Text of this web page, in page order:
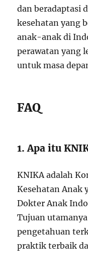
dan beradaptasi
kesehatan yang
anak-anak di
perawatan yang
untuk masa
FAQ
1. Apa itu
KNIKA adalah
Kesehatan Anak
Dokter Anak
Tujuan
pengetahuan
praktik terbaik